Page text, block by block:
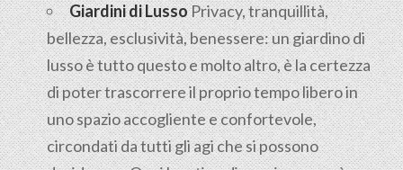
Giardini di LussoPrivacy, tranquillità,
bellezza, esclusività, benessere: un giardino di
lusso è tutto questo e molto altro, è la certezza
di poter trascorrere il proprio tempo libero in
uno spazio accogliente e confortevole,
circondati da tutti gli agi che si possono